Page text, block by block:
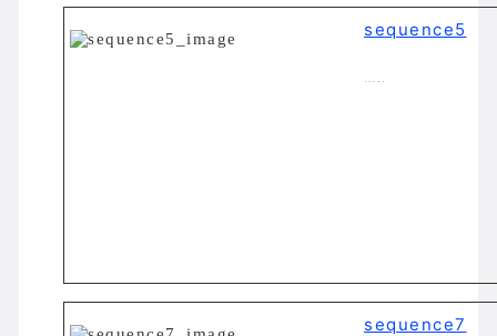
sequence5
…..
sequence7